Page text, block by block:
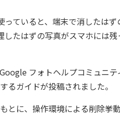
っていると、端末で消したは
したはずの写真がスマホには
フォトヘルプコミュニ
るガイドが投稿されました。
とに、操作環境による削除挙